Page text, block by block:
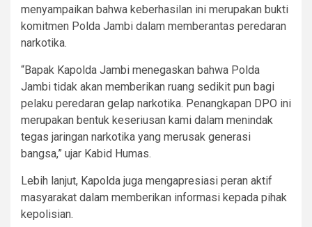
menyampaikan bahwa keberhasilan ini merupakan bukti
komitmen Polda Jambi dalam memberantas peredaran
narkotika.
“Bapak Kapolda Jambi menegaskan bahwa Polda
Jambi tidak akan memberikan ruang sedikit pun bagi
pelaku peredaran gelap narkotika. Penangkapan DPO ini
merupakan bentuk keseriusan kami dalam menindak
tegas jaringan narkotika yang merusak generasi
bangsa,” ujar Kabid Humas.
Lebih lanjut, Kapolda juga mengapresiasi peran aktif
masyarakat dalam memberikan informasi kepada pihak
kepolisian.